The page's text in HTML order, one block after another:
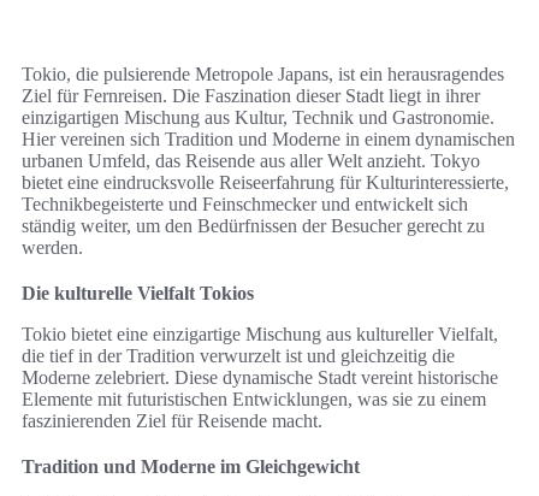
Tokio, die pulsierende Metropole Japans, ist ein herausragendes
Ziel für Fernreisen. Die Faszination dieser Stadt liegt in ihrer
einzigartigen Mischung aus Kultur, Technik und Gastronomie.
Hier vereinen sich Tradition und Moderne in einem dynamischen
urbanen Umfeld, das Reisende aus aller Welt anzieht. Tokyo
bietet eine eindrucksvolle Reiseerfahrung für Kulturinteressierte,
Technikbegeisterte und Feinschmecker und entwickelt sich
ständig weiter, um den Bedürfnissen der Besucher gerecht zu
werden.
Die kulturelle Vielfalt Tokios
Tokio bietet eine einzigartige Mischung aus kultureller Vielfalt,
die tief in der Tradition verwurzelt ist und gleichzeitig die
Moderne zelebriert. Diese dynamische Stadt vereint historische
Elemente mit futuristischen Entwicklungen, was sie zu einem
faszinierenden Ziel für Reisende macht.
Tradition und Moderne im Gleichgewicht